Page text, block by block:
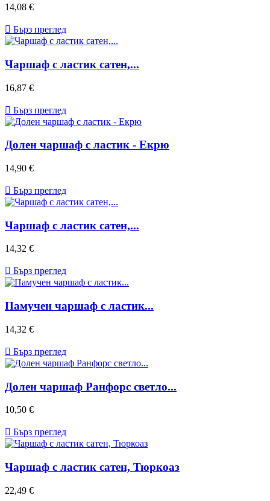
Цена
14,08 €
 Бърз преглед
Чаршаф с ластик сатен,...
Цена
16,87 €
 Бърз преглед
Долен чаршаф с ластик - Екрю
Цена
14,90 €
 Бърз преглед
Чаршаф с ластик сатен,...
Цена
14,32 €
 Бърз преглед
Памучен чаршаф с ластик...
Цена
14,32 €
 Бърз преглед
Долен чаршаф Ранфорс светло...
Цена
10,50 €
 Бърз преглед
Чаршаф с ластик сатен, Тюркоаз
Цена
22,49 €